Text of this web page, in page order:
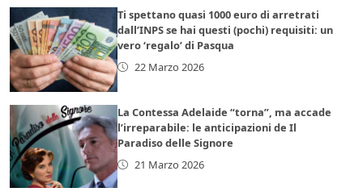
Ti spettano quasi 1000 euro di arretrati
dall’INPS se hai questi (pochi) requisiti: un
vero ‘regalo’ di Pasqua
22 Marzo 2026
La Contessa Adelaide “torna”, ma accade
l’irreparabile: le anticipazioni de Il
Paradiso delle Signore
21 Marzo 2026